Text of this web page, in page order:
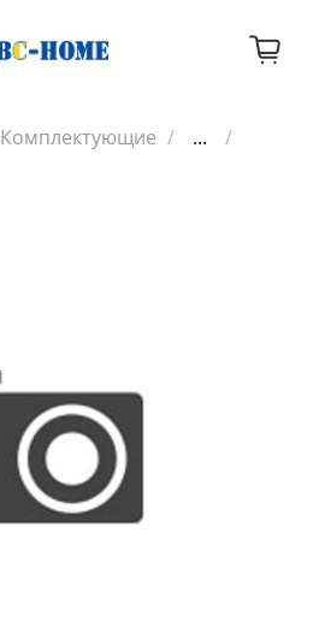
Комплектующие
...